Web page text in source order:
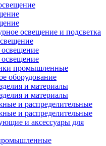
освещение и подсветка
промышленные
оборудование
и материалы
и материалы
и распределительные
и распределительные
и аксессуары для